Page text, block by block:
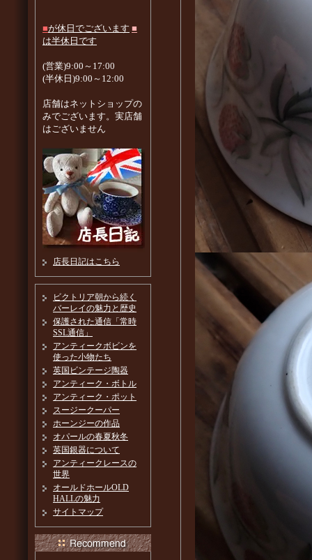
■が休日でございます ■
は半休日です
(営業)9:00～17:00
(半休日)9:00～12:00
店舗はネットショップの
みでございます。実店舗
はございません
店長日記はこちら
ビクトリア朝から続く
バーレイの魅力と歴史
保護された通信「常時
SSL通信」
アンティークボビンを
使った小物たち
英国ビンテージ陶器
アンティーク・ボトル
アンティーク・ポット
スージークーパー
ホーンジーの作品
オパールの春夏秋冬
英国銀器について
アンティークレースの
世界
オールドホールOLD
HALLの魅力
サイトマップ